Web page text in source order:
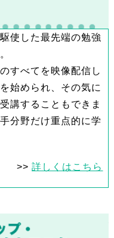
使した最先端の勉強
すべてを映像配信し
始められ、その気に
講することもできま
分野だけ重点的に学
>>詳しくはこちら